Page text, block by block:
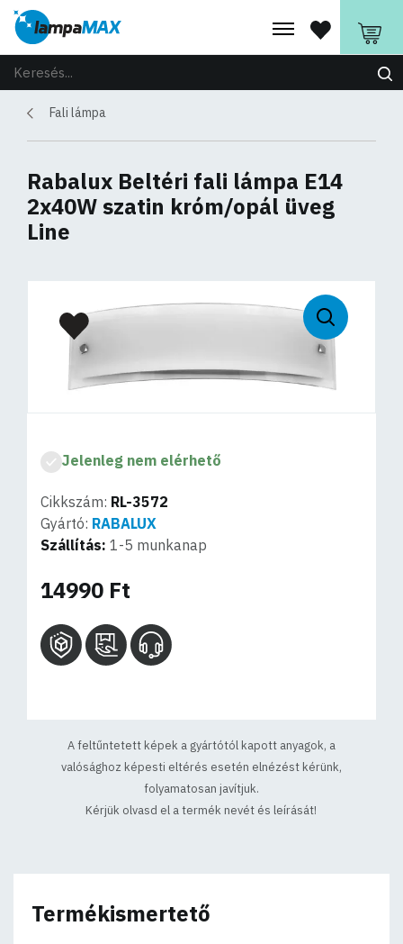
Fali lámpa
Rabalux Beltéri fali lámpa E14
2x40W szatin króm/opál üveg
Line
Jelenleg nem elérhető
Cikkszám: RL-3572
Gyártó: RABALUX
Szállítás: 1-5 munkanap
14990 Ft
A feltűntetett képek a gyártótól kapott anyagok, a
valósághoz képesti eltérés esetén elnézést kérünk,
folyamatosan javítjuk.
Kérjük olvasd el a termék nevét és leírását!
Termékismertető